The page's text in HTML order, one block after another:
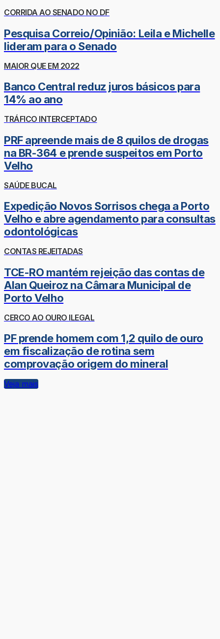
CORRIDA AO SENADO NO DF
Pesquisa Correio/Opinião: Leila e Michelle
lideram para o Senado
MAIOR QUE EM 2022
Banco Central reduz juros básicos para
14% ao ano
TRÁFICO INTERCEPTADO
PRF apreende mais de 8 quilos de drogas
na BR-364 e prende suspeitos em Porto
Velho
SAÚDE BUCAL
Expedição Novos Sorrisos chega a Porto
Velho e abre agendamento para consultas
odontológicas
CONTAS REJEITADAS
TCE-RO mantém rejeição das contas de
Alan Queiroz na Câmara Municipal de
Porto Velho
CERCO AO OURO ILEGAL
PF prende homem com 1,2 quilo de ouro
em fiscalização de rotina sem
comprovação origem do mineral
Veja mais